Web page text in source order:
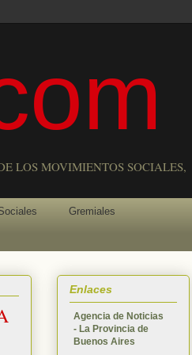
LOS MOVIMIENTOS SOCIALES,
Gremiales
Enlaces
Agencia de Noticias
- La Provincia de
Buenos Aires